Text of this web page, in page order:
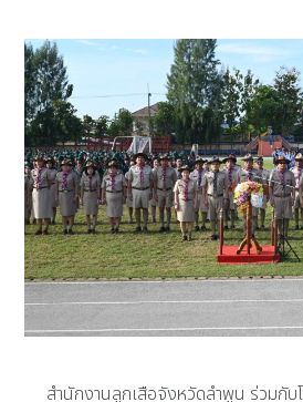
สำนักงานลูกเสือจังหวัดลำพูน ร่วมกับ